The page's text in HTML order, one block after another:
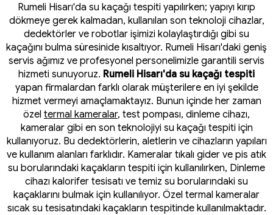
Rumeli Hisarı'da su kaçağı tespiti yapılırken; yapıyı kırıp
dökmeye gerek kalmadan, kullanılan son teknoloji cihazlar,
dedektörler ve robotlar işimizi kolaylaştırdığı gibi su
kaçağını bulma süresinide kısaltıyor. Rumeli Hisarı'daki geniş
servis ağımız ve profesyonel personelimizle garantili servis
hizmeti sunuyoruz. Rumeli Hisarı'da su kaçağı tespiti
yapan firmalardan farklı olarak müşterilere en iyi şekilde
hizmet vermeyi amaçlamaktayız. Bunun içinde her zaman
özel termal kameralar, test pompası, dinleme cihazı,
kameralar gibi en son teknolojiyi su kaçağı tespiti için
kullanıyoruz. Bu dedektörlerin, aletlerin ve cihazların yapıları
ve kullanım alanları farklıdır. Kameralar tıkalı gider ve pis atık
su borularındaki kaçakların tespiti için kullanılırken, Dinleme
cihazı kalorifer tesisatı ve temiz su borularındaki su
kaçaklarını bulmak için kullanılıyor. Özel termal kameralar
sıcak su tesisatındaki kaçakların tespitinde kullanılmaktadır.